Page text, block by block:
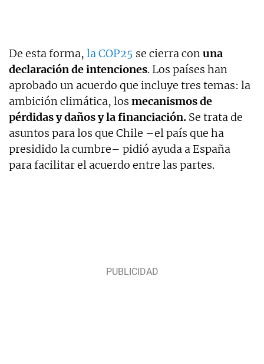
De esta forma, la COP25 se cierra conuna
declaración de intenciones. Los países han
aprobado un acuerdo que incluye tres temas: la
ambición climática, los mecanismos de
pérdidas y daños y la financiación. Se trata de
asuntos para los que Chile –el país que ha
presidido la cumbre– pidió ayuda a España
para facilitar el acuerdo entre las partes.